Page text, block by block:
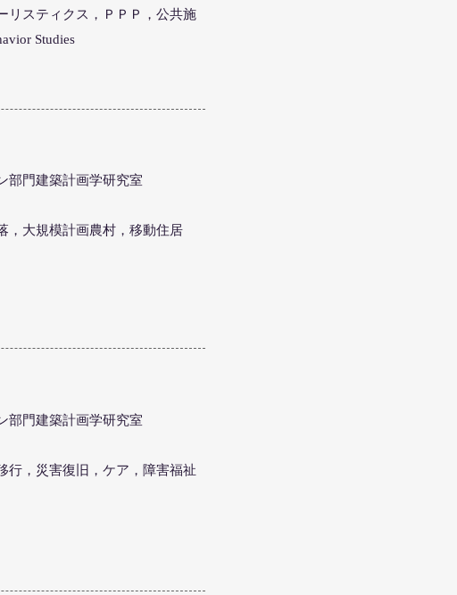
リスティクス，ＰＰＰ，公共施
Studies
部門建築計画学研究室
，大規模計画農村，移動住居
部門建築計画学研究室
行，災害復旧，ケア，障害福祉